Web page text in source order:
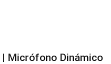
| Micrófono Dinámico